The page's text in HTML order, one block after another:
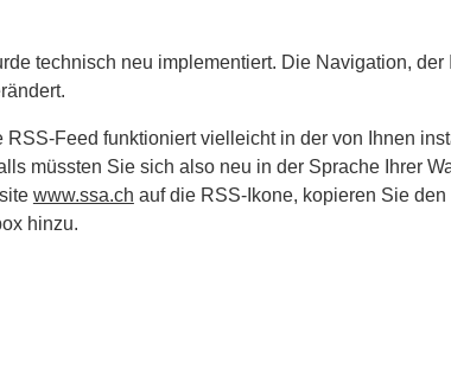
technisch neu implementiert. Die Navigation, der
RSS-Feed funktioniert vielleicht in der von Ihnen
müssten Sie sich also neu in der Sprache Ihrer
www.ssa.ch auf die RSS-Ikone, kopieren Sie
hinzu.